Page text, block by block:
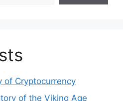
of Cryptocurrency
of the Viking Age